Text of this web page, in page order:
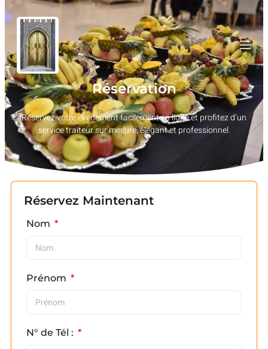
Réservation
Réservez votre événement facilement en ligne et profitez d’un
service traiteur sur mesure, élégant et professionnel.
Réservez Maintenant
Nom
Prénom
N° de Tél :